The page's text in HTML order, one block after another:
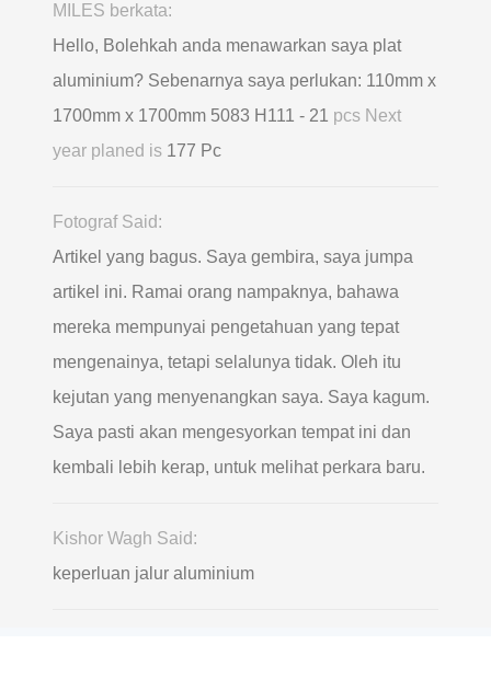
MILES berkata:
Hello, Bolehkah anda menawarkan saya plat
aluminium? Sebenarnya saya perlukan: 110mm x
1700mm x 1700mm 5083 H111 - 21 pcs Next
year planed is 177 Pc
Fotograf Said:
Artikel yang bagus. Saya gembira, saya jumpa
artikel ini. Ramai orang nampaknya, bahawa
mereka mempunyai pengetahuan yang tepat
mengenainya, tetapi selalunya tidak. Oleh itu
kejutan yang menyenangkan saya. Saya kagum.
Saya pasti akan mengesyorkan tempat ini dan
kembali lebih kerap, untuk melihat perkara baru.
Kishor Wagh Said:
keperluan jalur aluminium